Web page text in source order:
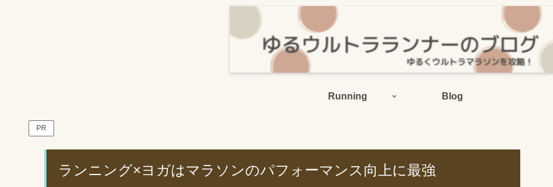
Running Blog
PR
ランニング×ヨガはマラソンのパフォーマンス向上に最強